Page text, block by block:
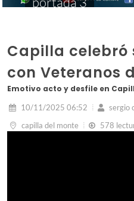
Capilla celebró
con Veteranos
Emotivo acto y desfile en
10/11/2025 06:52 sergio
capilla del monte
578